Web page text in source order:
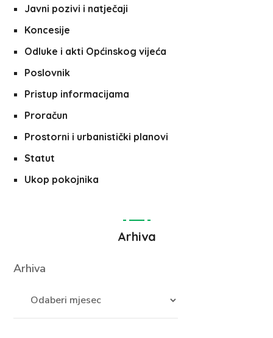
Javni pozivi i natječaji
Koncesije
Odluke i akti Općinskog vijeća
Poslovnik
Pristup informacijama
Proračun
Prostorni i urbanistički planovi
Statut
Ukop pokojnika
Arhiva
Arhiva